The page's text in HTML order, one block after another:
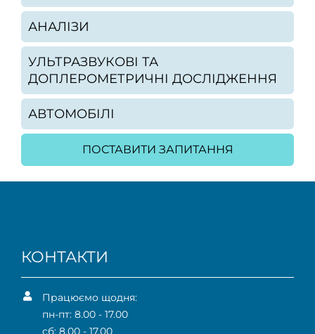
АНАЛІЗИ
УЛЬТРАЗВУКОВІ ТА
ДОПЛЕРОМЕТРИЧНІ ДОСЛІДЖЕННЯ
АВТОМОБІЛІ
ПОСТАВИТИ ЗАПИТАННЯ
КОНТАКТИ
Працюємо щодня:
пн-пт: 8.00 - 17.00
сб: 8.00 - 17.00